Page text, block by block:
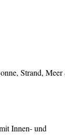
Strand,
Innen- und